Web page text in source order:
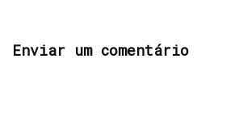
Enviar um comentário